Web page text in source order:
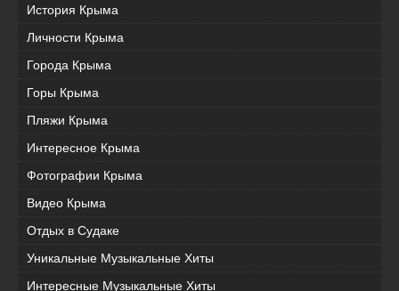
История Крыма
Личности Крыма
Города Крыма
Горы Крыма
Пляжи Крыма
Интересное Крыма
Фотографии Крыма
Видео Крыма
Отдых в Судаке
Уникальные Музыкальные Хиты
Интересные Музыкальные Хиты